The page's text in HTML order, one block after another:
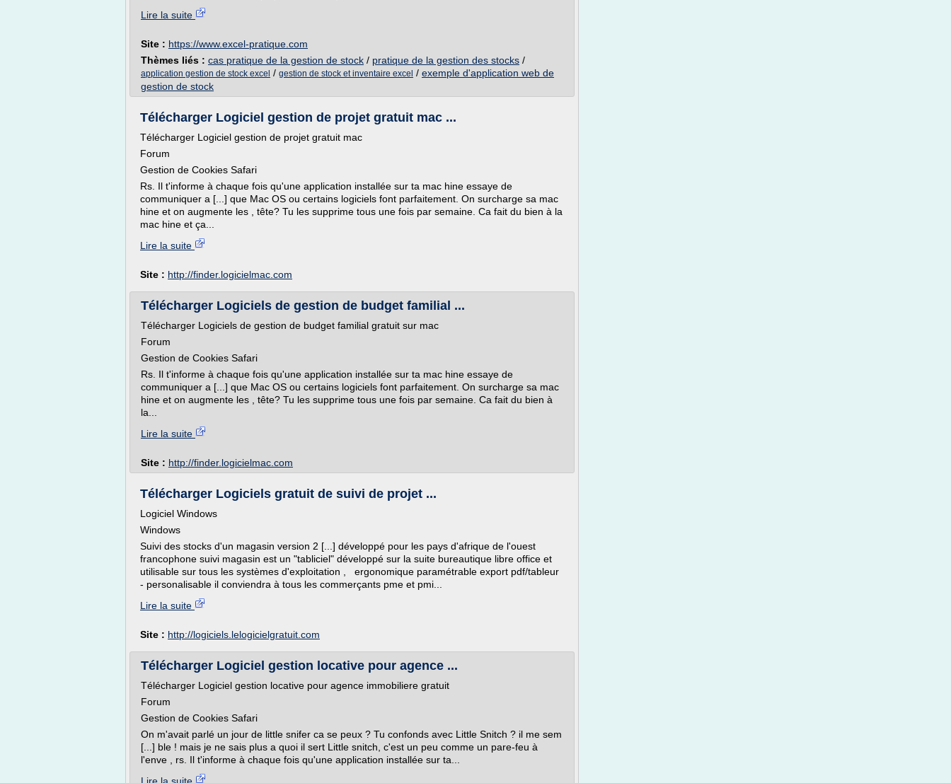
Lire la suite
Site : https://www.excel-pratique.com
Thèmes liés : cas pratique de la gestion de stock / pratique de la gestion des stocks /
application gestion de stock excel / gestion de stock et inventaire excel / exemple d'application web de
gestion de stock
Télécharger Logiciel gestion de projet gratuit mac ...
Télécharger Logiciel gestion de projet gratuit mac
Forum
Gestion de Cookies Safari
Rs. Il t'informe à chaque fois qu'une application installée sur ta mac hine essaye de
communiquer a [...] que Mac OS ou certains logiciels font parfaitement. On surcharge sa mac
hine et on augmente les , tête? Tu les supprime tous une fois par semaine. Ca fait du bien à la
mac hine et ça...
Lire la suite
Site : http://finder.logicielmac.com
Télécharger Logiciels de gestion de budget familial ...
Télécharger Logiciels de gestion de budget familial gratuit sur mac
Forum
Gestion de Cookies Safari
Rs. Il t'informe à chaque fois qu'une application installée sur ta mac hine essaye de
communiquer a [...] que Mac OS ou certains logiciels font parfaitement. On surcharge sa mac
hine et on augmente les , tête? Tu les supprime tous une fois par semaine. Ca fait du bien à
la...
Lire la suite
Site : http://finder.logicielmac.com
Télécharger Logiciels gratuit de suivi de projet ...
Logiciel Windows
Windows
Suivi des stocks d'un magasin version 2 [...] développé pour les pays d'afrique de l'ouest
francophone suivi magasin est un "tabliciel" développé sur la suite bureautique libre office et
utilisable sur tous les systèmes d'exploitation , ergonomique paramétrable export pdf/tableur
- personalisable il conviendra à tous les commerçants pme et pmi...
Lire la suite
Site : http://logiciels.lelogicielgratuit.com
Télécharger Logiciel gestion locative pour agence ...
Télécharger Logiciel gestion locative pour agence immobiliere gratuit
Forum
Gestion de Cookies Safari
On m'avait parlé un jour de little snifer ca se peux ? Tu confonds avec Little Snitch ? il me sem
[...] ble ! mais je ne sais plus a quoi il sert Little snitch, c'est un peu comme un pare-feu à
l'enve , rs. Il t'informe à chaque fois qu'une application installée sur ta...